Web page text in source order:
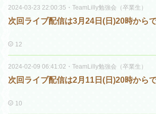
2024-03-23 22:00:35 ・ TeamLilly勉強会（卒業生）
次回ライブ配信は3月24日(日)20時から
12
2024-02-09 06:41:02 ・ TeamLilly勉強会（卒業生）
次回ライブ配信は2月11日(日)20時から
10